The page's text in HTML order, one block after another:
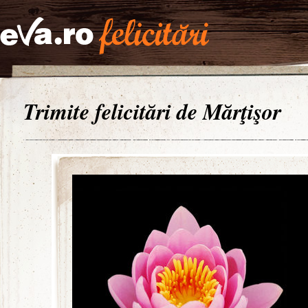
Trimite felicitări de Mărţişor